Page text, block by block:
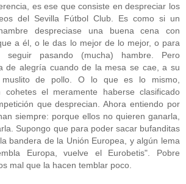
es ese que consiste en despreciar los
del Sevilla Fútbol Club. Es como si un
despreciase una buena cena con
a él, o le das lo mejor de lo mejor, o para
seguir pasando (mucha) hambre. Pero
de alegría cuando de la mesa se cae, a su
muslito de pollo. O lo que es lo mismo,
cohetes el meramente haberse clasificado
que desprecian. Ahora entiendo por
siempre: porque ellos no quieren ganarla,
Supongo que para poder sacar bufanditas
bandera de la Unión Europea, y algún lema
Europa, vuelve el Eurobetis". Pobre
mal que la hacen temblar poco.